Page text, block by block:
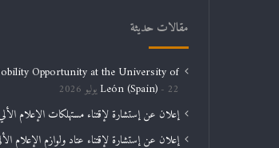
مقالات حديثة
Opportunity at the University of
León (Spain)
22 يوليو 2026
إعلان عن إستشارة لإقتناء مستهلكات الإعلام
إعلان عن إستشارة لإقتناء عتاد ولوازم الإعلام